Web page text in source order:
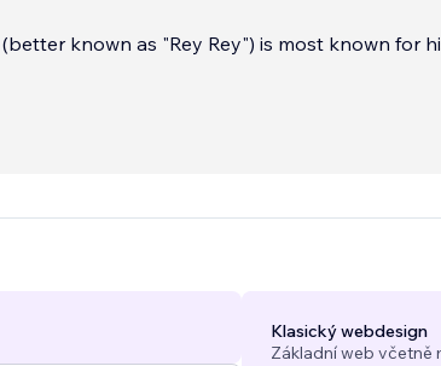
(better known as "Rey Rey") is most known for
Dark Photography, and Street Art. After working
Klasický webdesign
Základní web včetně